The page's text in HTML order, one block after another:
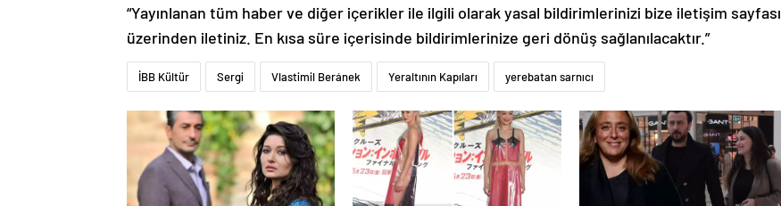
“Yayınlanan tüm haber ve diğer içerikler ile ilgili olarak yasal bildirimlerinizi bize iletişim sayfası
üzerinden iletiniz. En kısa süre içerisinde bildirimlerinize geri dönüş sağlanılacaktır.”
İBB Kültür Sergi Vlastimil Beránek Yeraltının Kapıları yerebatan sarnıcı